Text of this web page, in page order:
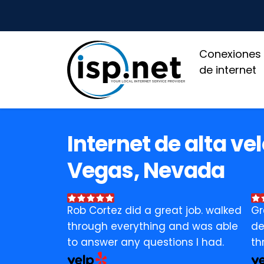
Conexiones
de internet
Internet de alta
Vegas, Nevada
Rob Cortez did a great job. walked
through everything and was able
to answer any questions I had.